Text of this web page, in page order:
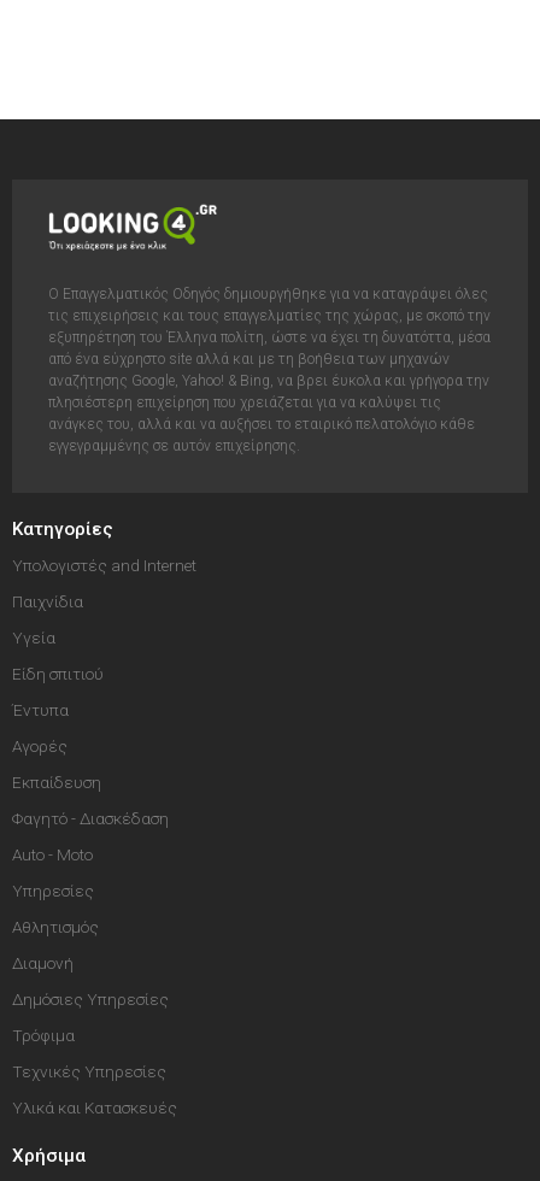
Ο Επαγγελματικός Οδηγός δημιουργήθηκε για να καταγράψει όλες
τις επιχειρήσεις και τους επαγγελματίες της χώρας, με σκοπό την
εξυπηρέτηση του Έλληνα πολίτη, ώστε να έχει τη δυνατόττα, μέσα
από ένα εύχρηστο site αλλά και με τη βοήθεια των μηχανών
αναζήτησης Google, Yahoo! & Bing, να βρει έυκολα και γρήγορα την
πλησιέστερη επιχείρηση που χρειάζεται για να καλύψει τις
ανάγκες του, αλλά και να αυξήσει το εταιρικό πελατολόγιο κάθε
εγγεγραμμένης σε αυτόν επιχείρησης.
Κατηγορίες
Υπολογιστές and Internet
Παιχνίδια
Υγεία
Είδη σπιτιού
Έντυπα
Αγορές
Εκπαίδευση
Φαγητό - Διασκέδαση
Auto - Moto
Υπηρεσίες
Αθλητισμός
Διαμονή
Δημόσιες Υπηρεσίες
Τρόφιμα
Τεχνικές Υπηρεσίες
Υλικά και Κατασκευές
Χρήσιμα